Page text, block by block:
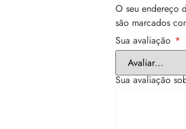
O seu endereço
são marcados
Sua avaliação *
Sua avaliação